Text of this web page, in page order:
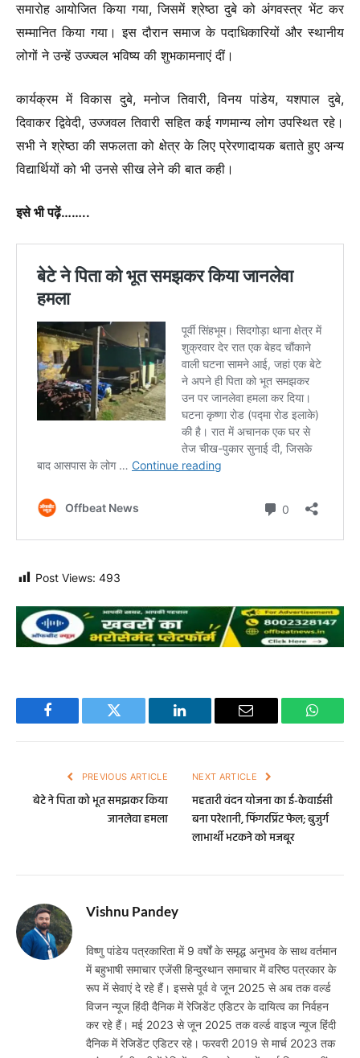
समारोह आयोजित किया गया, जिसमें श्रेष्ठा दुबे को अंगवस्त्र भेंट कर
सम्मानित किया गया। इस दौरान समाज के पदाधिकारियों और स्थानीय
लोगों ने उन्हें उज्ज्वल भविष्य की शुभकामनाएं दीं।
कार्यक्रम में विकास दुबे, मनोज तिवारी, विनय पांडेय, यशपाल दुबे,
दिवाकर द्विवेदी, उज्जवल तिवारी सहित कई गणमान्य लोग उपस्थित रहे।
सभी ने श्रेष्ठा की सफलता को क्षेत्र के लिए प्रेरणादायक बताते हुए अन्य
विद्यार्थियों को भी उनसे सीख लेने की बात कही।
इसे भी पढ़ें……..
Post Views: 493
Facebook Twitter LinkedIn Email
PREVIOUS ARTICLE
बेटे ने पिता को भूत समझकर किया
जानलेवा हमला
NEXT ARTICLE
महतारी वंदन योजना का ई-केवाईसी
बना परेशानी, फिंगरप्रिंट फेल; बुजुर्ग
लाभार्थी भटकने को मजबूर
Vishnu Pandey
विष्णु पांडेय पत्रकारिता में 9 वर्षों के समृद्ध अनुभव के साथ वर्तमान
में बहुभाषी समाचार एजेंसी हिन्दुस्थान समाचार में वरिष्ठ पत्रकार के
रूप में सेवाएं दे रहे हैं। इससे पूर्व वे जून 2025 से अब तक वर्ल्ड
विजन न्यूज हिंदी दैनिक में रेजिडेंट एडिटर के दायित्व का निर्वहन
कर रहे हैं। मई 2023 से जून 2025 तक वर्ल्ड वाइज न्यूज हिंदी
दैनिक में रेजिडेंट एडिटर रहे। फरवरी 2019 से मार्च 2023 तक